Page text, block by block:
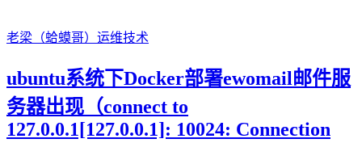
老梁（蛤蟆哥） 运维技术
ubuntu系统下Docker部署ewomail邮件服
务器出现（connect to
127.0.0.1[127.0.0.1]: 10024: Connection